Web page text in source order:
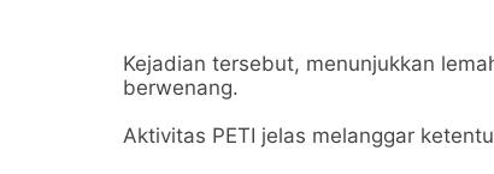
Kejadian tersebut, menunjukkan
berwenang.
Aktivitas PETI jelas melanggar